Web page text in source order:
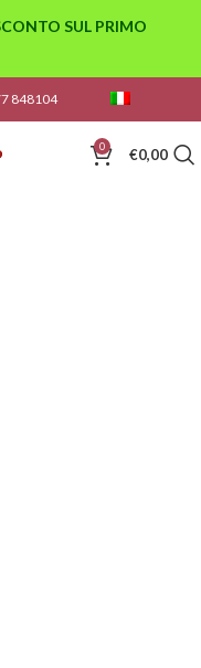
848104
0 €0,00
SUL PRIMO